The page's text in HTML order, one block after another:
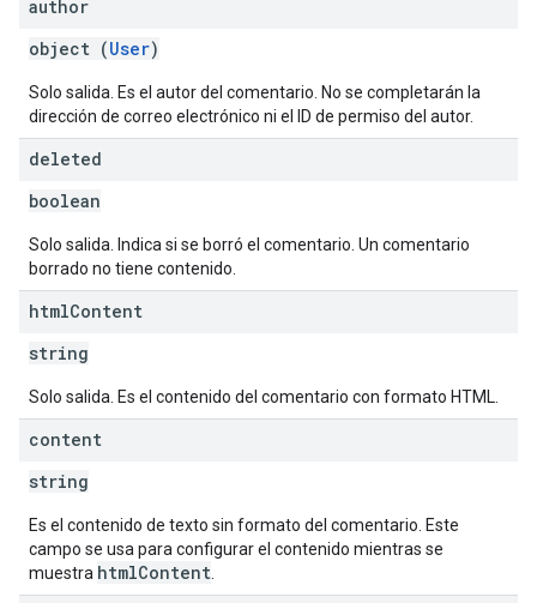
author
object (User)
Solo salida. Es el autor del comentario. No se completarán la
dirección de correo electrónico ni el ID de permiso del autor.
deleted
boolean
Solo salida. Indica si se borró el comentario. Un comentario
borrado no tiene contenido.
htmlContent
string
Solo salida. Es el contenido del comentario con formato HTML.
content
string
Es el contenido de texto sin formato del comentario. Este
campo se usa para configurar el contenido mientras se
muestra htmlContent